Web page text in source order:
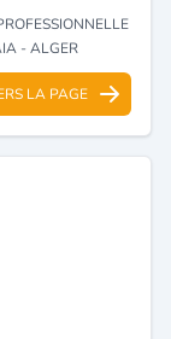
- ALGER
LA PAGE